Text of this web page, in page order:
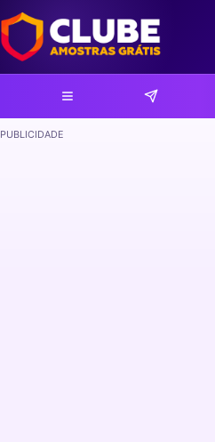
PUBLICIDADE